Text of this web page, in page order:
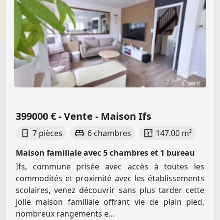
399000 € - Vente - Maison Ifs
7 pièces 6 chambres
147.00 m²
Maison familiale avec 5 chambres et 1 bureau
Ifs, commune prisée avec accès à toutes les
commodités et proximité avec les établissements
scolaires, venez découvrir sans plus tarder cette
jolie maison familiale offrant vie de plain pied,
nombreux rangements e...